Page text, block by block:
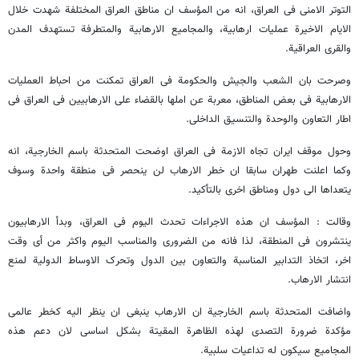
التوتر الامنی فی العراق، انه من المؤسف ان مناطق العراق المختلفة شهدت خلال
الایام الاخیرة عملیات ارهابیة، والمجامیع الارهابیة والمتطرفة تستهدف المدن
والقری العراقیة.
وصرحت بان الشعب والجیش والحکومة فی العراق تمکنت من احباط العملیات
الارهابیة فی بعض المناطق، معربة عن املها بالقضاء علی الارهابیین فی العراق فی
اطار التعاون والوحدة والتنسیق الداخلی.
وحول موقف ایران تجاه الازمة فی العراق اوضحت المتحدثة باسم الخارجیة، انه
وکما اعلنت طهران سابقا ان خطر الارهاب لن ینحصر فی منطقة واحدة وسوف
یتعداها الی دول ومناطق اخری بالتأکید.
وقالت : المؤسف ان هذه الاجراءات تحدث الیوم فی العراق، وبدأ الارهابیون
ینتشرون فی المنطقة، لذا فانه من الضروری والمناسب الیوم واکثر من أی وقت
اخر، اتخاذ التدابیر المناسبة والتعاون بین الدول وتحرک الاوساط الدولیة لمنع
انتشار الارهاب.
واضافت المتحدثة باسم الخارجیة ان الارهاب ینبغی ان ینظر الیه کخطر عالمی
مؤکدة ضرورة التصدی لهذه الظاهرة المقیتة بشکل اساسی لان دعم هذه
المجامیع سیکون له تداعیات سلبیة.